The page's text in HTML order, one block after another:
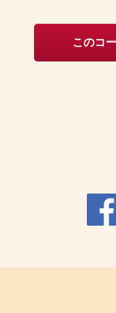
このコ